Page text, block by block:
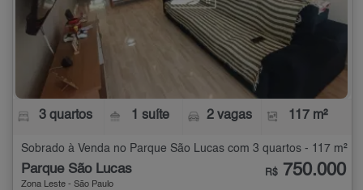
3 quartos 1 suíte 2 vagas 117 m²
Sobrado à Venda no Parque São Lucas com 3 quartos - 117 m²
Parque São Lucas
Zona Leste - São Paulo
R$ 750.000